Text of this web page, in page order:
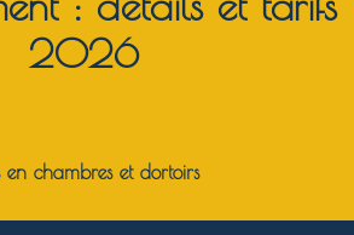
2026
chambres et dortoirs